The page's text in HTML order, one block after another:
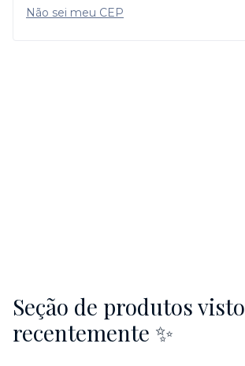
Não sei meu CEP
Seção de produtos visto
recentemente ✨